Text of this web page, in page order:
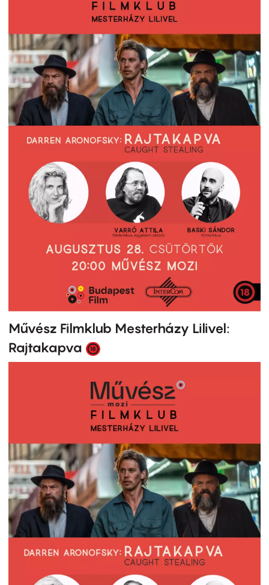
Művész Filmklub Mesterházy Lilivel:
Rajtakapva